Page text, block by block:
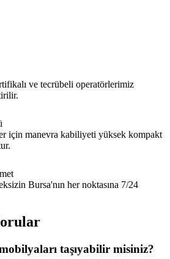
ve tecrübeli operatörlerimiz
için manevra kabiliyeti yüksek kompakt
Bursa'nın her noktasına 7/24
taşıyabilir misiniz?